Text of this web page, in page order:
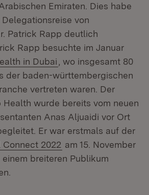
Emiraten. Dies habe
von
Patrick Rapp deutlich
Rapp besuchte im Januar
in Dubai , wo insgesamt 80
der baden-württembergischen
vertreten waren. Der
Health wurde bereits vom neuen
Anas Aljuaidi vor Ort
Er war erstmals auf der
Connect 2022 (Öffnet in neuem
am 15. November
breiteren Publikum